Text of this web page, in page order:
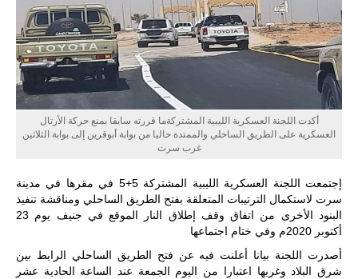
مع تصاعد حدة
الحرب الجوية
الروسية في
مالي رُصدت
طائرة أوريون
بدون طيار فوق
باماكو وبالنسبة
لحملة مكافحة
التمرد في
منطقة الساحل،
أوريون على
التحليق…
للمزيد
أكدت اللجنة العسكرية الليبية المشتركةما قررته سابقا بمنع حركة الأرتال
العسكرية على الطريق الساحلي والممتدة حاليا من بوابة أبوقرين إلى بوابة الثلاثين
غرب سرت
إجتمعت اللجنة العسكرية الليبية المشتركة 5+5 في مقرها في مدينة
سرت لاستكمال الترتيبات المتعلقة بفتح الطريق الساحلي ومناقشة تنفيذ
البنود الأخرى من اتفاق وقف إطلاق النار الموقع في جنيف يوم 23
أكتوبر 2020م وفي ختام اجتماعها
أصدرت اللجنة بيانا أعلنت فيه عن فتح الطريق الساحلي الرابط بين
شرق البلاد وغربها اعتبارا من اليوم الجمعة عند الساعة الحادية عشر